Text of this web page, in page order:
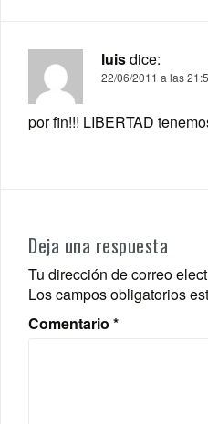
luisdice:
22/06/2011 a las
por fin!!! LIBERTAD
Deja una respuesta
Tu dirección de correo
Los campos obligatorios
Comentario *